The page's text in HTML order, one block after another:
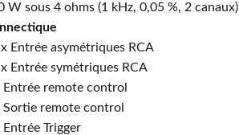
W sous 4 ohms (1 kHz, 0,05 %, 2 canaux)
Entrée asymétriques RCA
Entrée symétriques RCA
Entrée remote control
Sortie remote control
Entrée Trigger